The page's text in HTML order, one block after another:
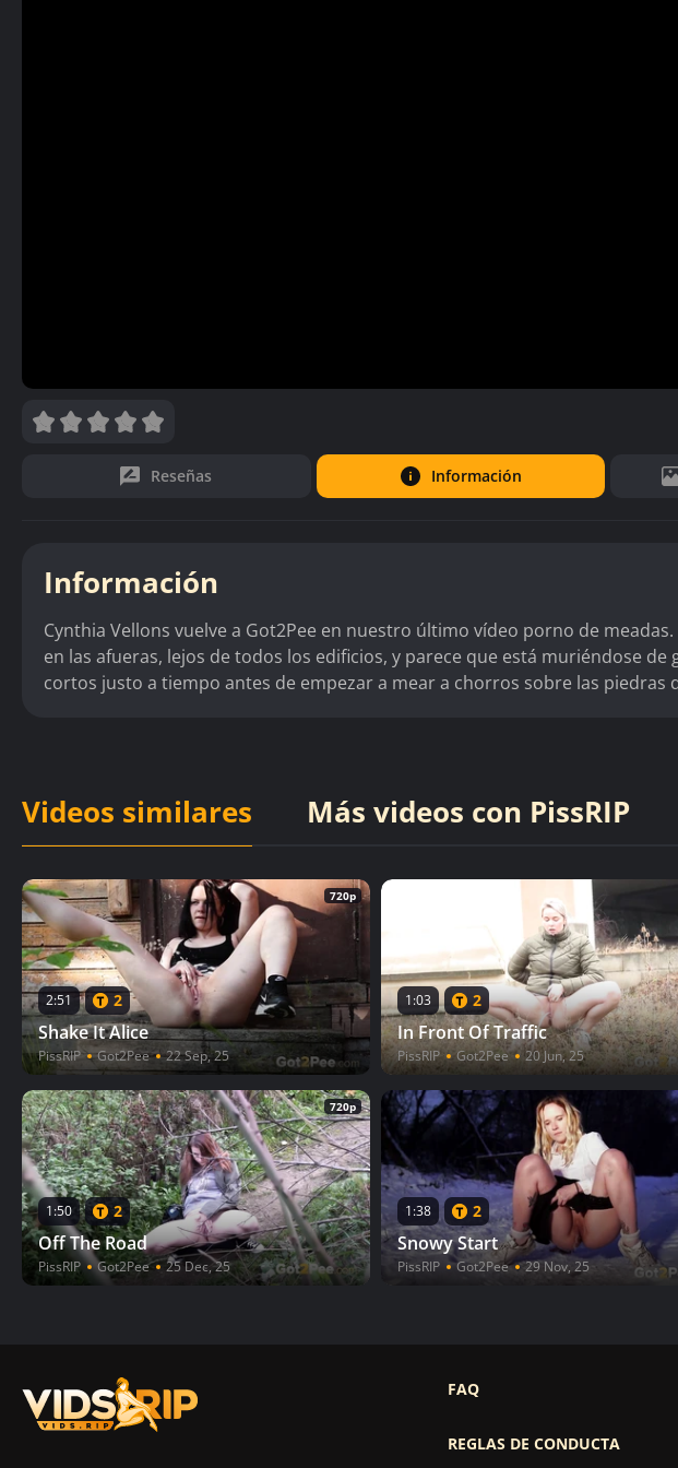
Reseñas Información
Información
Cynthia Vellons vuelve a Got2Pee en nuestro último vídeo porno de
en las afueras, lejos de todos los edificios, y parece que está muriéndose de
cortos justo a tiempo antes de empezar a mear a chorros sobre las piedras
Videos similares Más videos con PissRIP
720p
2:51 2
Shake It Alice
PissRIP Got2Pee 22 Sep, 25
1:03 2
In Front Of Traffic
PissRIP Got2Pee 20 Jun, 25
720p
1:50 2
Off The Road
PissRIP Got2Pee 25 Dec, 25
1:38 2
Snowy Start
PissRIP Got2Pee 29 Nov, 25
FAQ
REGLAS DE CONDUCTA